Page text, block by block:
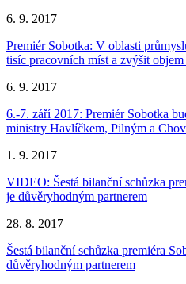
6. 9. 2017
Premiér Sobotka: V oblasti
tisíc pracovních míst a zvýšit objem
6. 9. 2017
6.-7. září 2017: Premiér Sobotka
ministry Havlíčkem, Pilným a
1. 9. 2017
VIDEO: Šestá bilanční schůzka
je důvěryhodným partnerem
28. 8. 2017
Šestá bilanční schůzka premiéra
důvěryhodným partnerem